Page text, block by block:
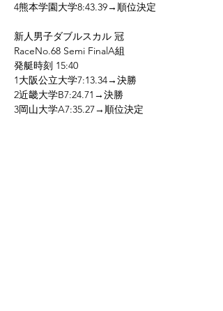
4熊本学園大学8:43.39→順位決定
新人男子ダブルスカル 冠
RaceNo.68 Semi FinalA組
発艇時刻 15:40
1大阪公立大学7:13.34→決勝
2近畿大学B7:24.71→決勝
3岡山大学A7:35.27→順位決定